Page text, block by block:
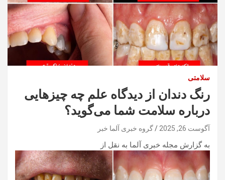
سلامتی
رنگ دندان از دیدگاه علم چه چیزهایی
درباره سلامت شما می‌گوید؟
آگوست 26, 2025 گروه خبری آلما خبر
به گزارش مجله خبری آلما به نقل از